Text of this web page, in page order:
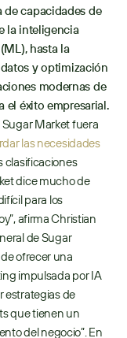
de capacidades de
la inteligencia
hasta la
y optimización
modernas de
el éxito empresarial.
las necesidades
clasificaciones
dice mucho de
para los
afirma Christian
de Sugar
ofrecer una
impulsada por IA
estrategias de
que tienen un
del negocio”. En